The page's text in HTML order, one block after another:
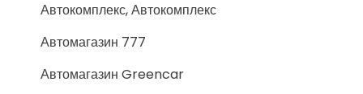
Автокомплекс, Автокомплекс
Автомагазин 777
Автомагазин Greencar